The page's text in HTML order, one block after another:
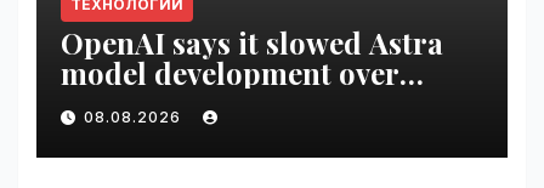
ТЕХНОЛОГИИ
OpenAI says it slowed Astra
model development over
security concerns | VseTime.ru
08.08.2026